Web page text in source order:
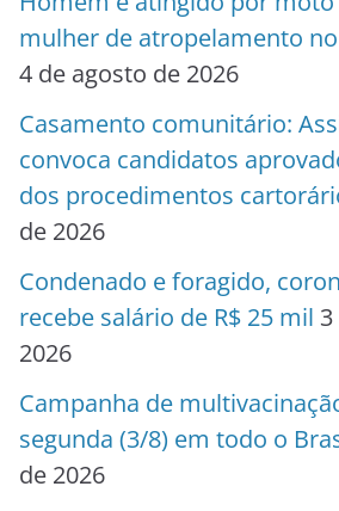
mulher de atropelamento no
4 de agosto de 2026
Casamento comunitário:
convoca candidatos
dos procedimentos
de 2026
Condenado e foragido,
recebe salário de R$ 25 mil
2026
Campanha de
segunda (3/8) em todo o
de 2026